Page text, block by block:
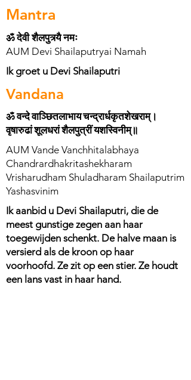
Mantra
ॐ देवी शैलपुत्र्यै नमः
AUM Devi Shailaputryai Namah
Ik groet u Devi Shailaputri
Vandana
ॐ वन्दे वाञ्छितलाभाय चन्द्रार्धकृतशेखराम्।
वृषारुढां शूलधरां शैलपुत्रीं यशस्विनीम्॥
AUM Vande Vanchhitalabhaya
Chandrardhakritashekharam
Vrisharudham Shuladharam Shailaputrim
Yashasvinim
Ik aanbid u Devi Shailaputri, die de
meest gunstige zegen aan haar
toegewijden schenkt. De halve maan is
versierd als de kroon op haar
voorhoofd. Ze zit op een stier. Ze houdt
een lans vast in haar hand.